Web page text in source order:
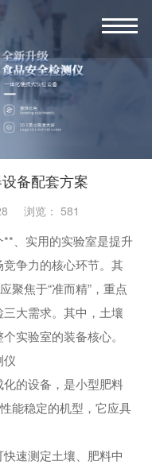
备配套方案
浏览： 581
、实用的实验室是提升
争力的核心环节。其
聚焦于“准而精”，重点
大需求。其中，土壤
实验室的装备核心。
仪
的设备，是小型肥料
能稳定的机型，它应具
速测定土壤、肥料中